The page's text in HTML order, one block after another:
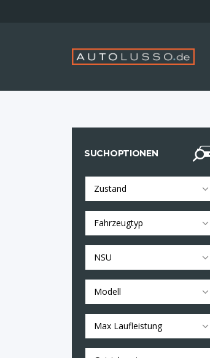
SUCHOPTIONEN
Zustand
Fahrzeugtyp
NSU
Modell
Max Laufleistung